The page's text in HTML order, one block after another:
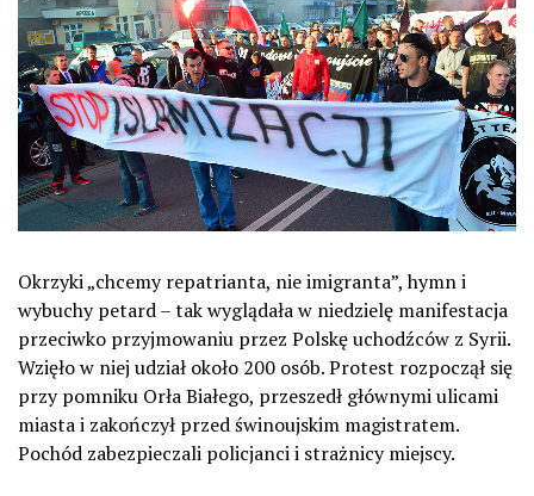
Okrzyki „chcemy repatrianta, nie imigranta”, hymn i
wybuchy petard – tak wyglądała w niedzielę manifestacja
przeciwko przyjmowaniu przez Polskę uchodźców z Syrii.
Wzięło w niej udział około 200 osób. Protest rozpoczął się
przy pomniku Orła Białego, przeszedł głównymi ulicami
miasta i zakończył przed świnoujskim magistratem.
Pochód zabezpieczali policjanci i strażnicy miejscy.